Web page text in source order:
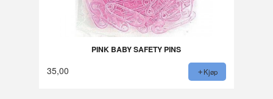
PINK BABY SAFETY PINS
35,00 Kjøp